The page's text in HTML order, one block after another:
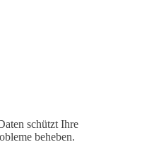
schützt Ihre
beheben.